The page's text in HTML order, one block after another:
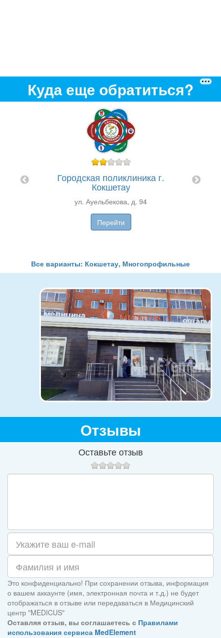
Куда еще обратиться?
Городская поликлиника г.
Кокшетау
ул. Ауельбекова, д. 94
Перейти
Все варианты: Кокшетау, Многопрофильные
Отзывы
Оставьте отзыв
Это конфиденциально! При сохранении отзыва, информация
о вашем аккаунте (имя, электронная почта и т.д.) не будет
отображаться в отзыве или передаваться в Медицинский
центр "MEDICUS"
Оставляя отзыв, вы соглашаетесь с Правилами
использования сервиса MedElement